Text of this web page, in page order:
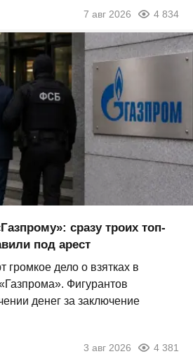
7 авг 2026 4 834
сразу троих топ-
под арест
громкое дело о взятках в
Фигурантов
денег за заключение
3 авг 2026 4 381